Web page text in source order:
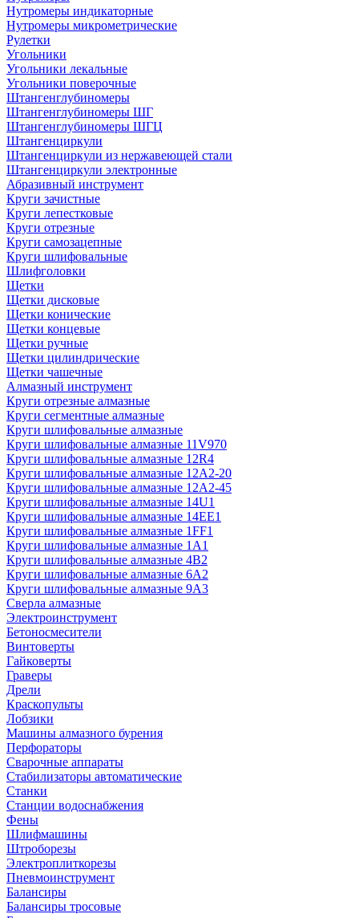
Нутромеры индикаторные
Нутромеры микрометрические
Рулетки
Угольники
Угольники лекальные
Угольники поверочные
Штангенглубиномеры
Штангенглубиномеры ШГ
Штангенглубиномеры ШГЦ
Штангенциркули
Штангенциркули из нержавеющей стали
Штангенциркули электронные
Абразивный инструмент
Круги зачистные
Круги лепестковые
Круги отрезные
Круги самозацепные
Круги шлифовальные
Шлифголовки
Щетки
Щетки дисковые
Щетки конические
Щетки концевые
Щетки ручные
Щетки цилиндрические
Щетки чашечные
Алмазный инструмент
Круги отрезные алмазные
Круги сегментные алмазные
Круги шлифовальные алмазные
Круги шлифовальные алмазные 11V970
Круги шлифовальные алмазные 12R4
Круги шлифовальные алмазные 12А2-20
Круги шлифовальные алмазные 12А2-45
Круги шлифовальные алмазные 14U1
Круги шлифовальные алмазные 14ЕЕ1
Круги шлифовальные алмазные 1FF1
Круги шлифовальные алмазные 1А1
Круги шлифовальные алмазные 4В2
Круги шлифовальные алмазные 6A2
Круги шлифовальные алмазные 9А3
Сверла алмазные
Электроинструмент
Бетоносмесители
Винтоверты
Гайковерты
Граверы
Дрели
Краскопульты
Лобзики
Машины алмазного бурения
Перфораторы
Сварочные аппараты
Стабилизаторы автоматические
Станки
Станции водоснабжения
Фены
Шлифмашины
Штроборезы
Электроплиткорезы
Пневмоинструмент
Балансиры
Балансиры тросовые